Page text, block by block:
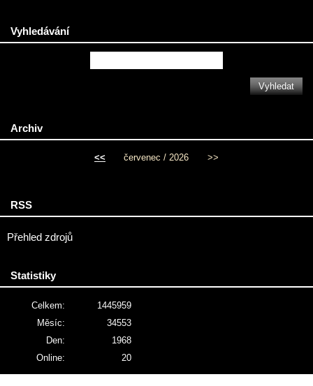
Vyhledávání
Archiv
<< červenec / 2026 >>
RSS
Přehled zdrojů
Statistiky
Online: 20
Celkem:
1445959
Měsíc:
34553
Den:
1968